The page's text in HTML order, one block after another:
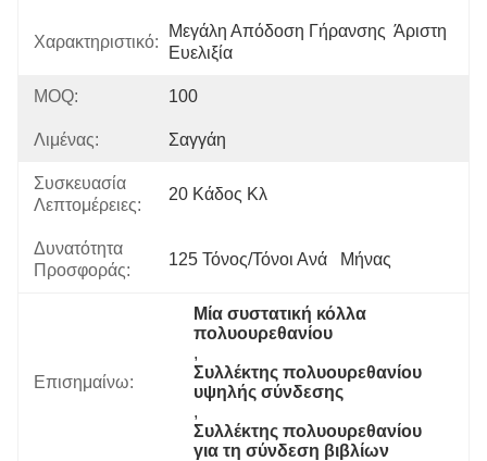
Χαρακτηριστικό:
Μεγάλη Απόδοση Γήρανσης  Άριστη
Ευελιξία
MOQ: 100
Λιμένας: Σαγγάη
Συσκευασία
Λεπτομέρειες:
20 Κάδος Κλ
Δυνατότητα
Προσφοράς:
125 Τόνος/τόνοι Ανά   Μήνας
Επισημαίνω:
Μία συστατική κόλλα
πολυουρεθανίου
,
Συλλέκτης πολυουρεθανίου
υψηλής σύνδεσης
,
Συλλέκτης πολυουρεθανίου
για τη σύνδεση βιβλίων